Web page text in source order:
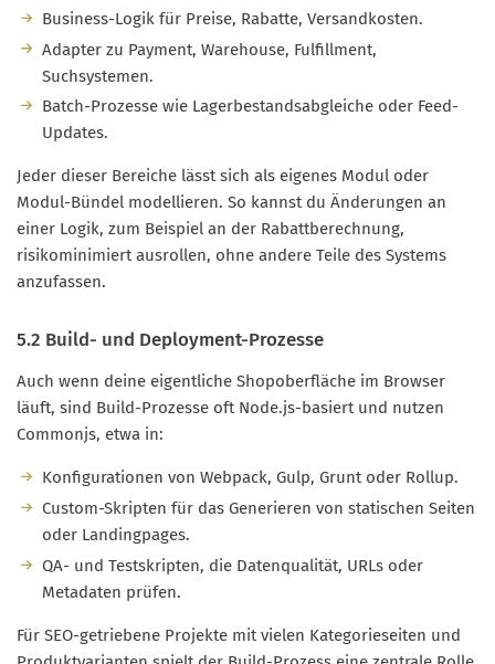
Business-Logik für Preise, Rabatte, Versandkosten.
Adapter zu Payment, Warehouse, Fulfillment,
Suchsystemen.
Batch-Prozesse wie Lagerbestandsabgleiche oder Feed-
Updates.
Jeder dieser Bereiche lässt sich als eigenes Modul oder
Modul-Bündel modellieren. So kannst du Änderungen an
einer Logik, zum Beispiel an der Rabattberechnung,
risikominimiert ausrollen, ohne andere Teile des Systems
anzufassen.
5.2 Build- und Deployment-Prozesse
Auch wenn deine eigentliche Shopoberfläche im Browser
läuft, sind Build-Prozesse oft Node.js-basiert und nutzen
Commonjs, etwa in:
Konfigurationen von Webpack, Gulp, Grunt oder Rollup.
Custom-Skripten für das Generieren von statischen Seiten
oder Landingpages.
QA- und Testskripten, die Datenqualität, URLs oder
Metadaten prüfen.
Für SEO-getriebene Projekte mit vielen Kategorieseiten und